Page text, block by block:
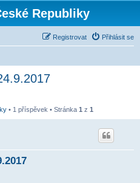
Republiky
Přihlásit se
Registrovat
• 1 příspěvek • Stránka 1 z 1